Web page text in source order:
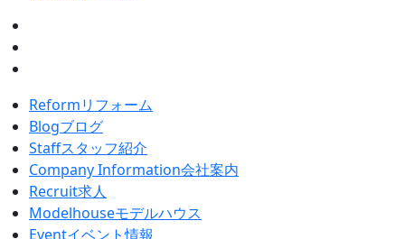
Reformリフォーム
Blogブログ
Staffスタッフ紹介
Company Information会社案内
Recruit求人
Modelhouseモデルハウス
Eventイベント情報